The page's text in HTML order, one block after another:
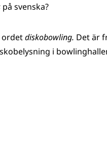
på svenska?
ordetdiskobowling. Det är
i